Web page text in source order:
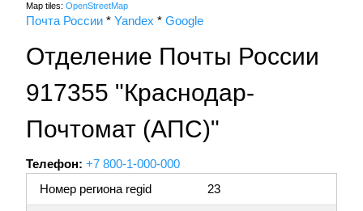
Map tiles: OpenStreetMap
Почта России * Yandex * Google
Отделение Почты России
917355 "Краснодар-
Почтомат (АПС)"
Телефон: +7 800-1-000-000
Номер региона regid
23